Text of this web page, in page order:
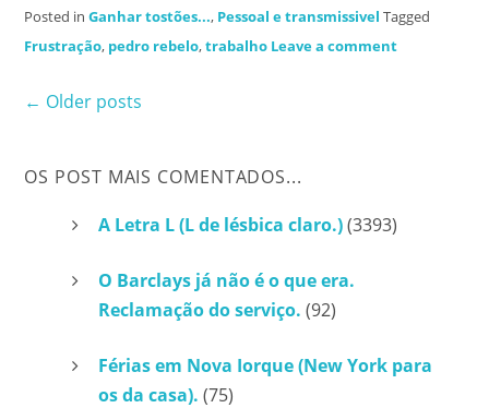
Posted inGanhar tostões..., Pessoal e transmissivel Tagged
Frustração, pedro rebelo,trabalho Leave a comment
Posts
navigation
← Older posts
OS POST MAIS COMENTADOS...
A Letra L (L de lésbica claro.)(3393)
O Barclays já não é o que era.
Reclamação do serviço. (92)
Férias em Nova Iorque (New York para
os da casa). (75)